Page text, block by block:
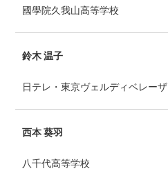
國學院久我山高等学校
鈴木 温子
日テレ・東京ヴェルディベレーザ
西本 葵羽
八千代高等学校